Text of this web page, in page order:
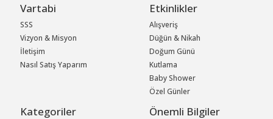
Vartabi
SSS
Vizyon & Misyon
İletişim
Nasıl Satış Yaparım
Etkinlikler
Alışveriş
Düğün & Nikah
Doğum Günü
Kutlama
Baby Shower
Özel Günler
Kategoriler Önemli Bilgiler